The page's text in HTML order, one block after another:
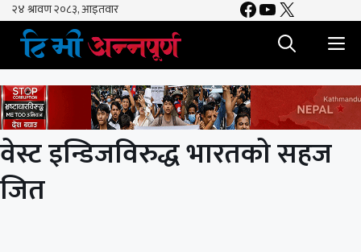
Skip
content
Facebook
YouTube
X
वेस्ट इन्डिजविरुद्ध भारतकाे सहज
जित